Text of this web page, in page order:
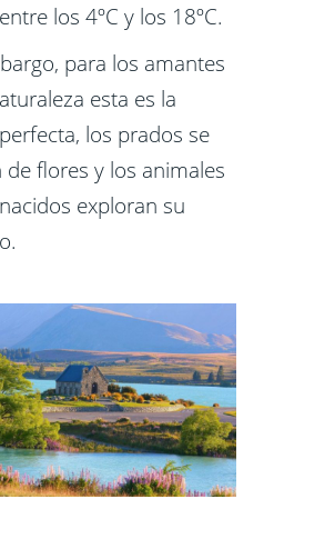
los 4ºC y los 18ºC.
para los amantes
esta es la
los prados se
de flores y los animales
exploran su